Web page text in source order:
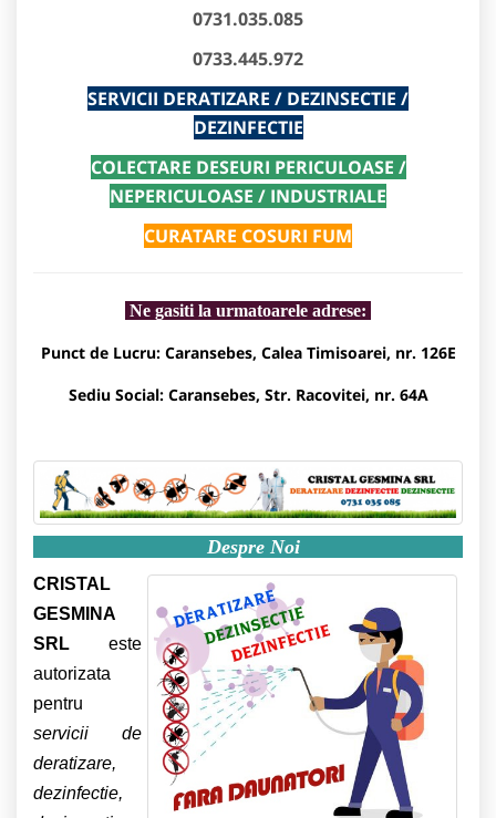
0731.035.085
0733.445.972
SERVICII DERATIZARE / DEZINSECTIE /
DEZINFECTIE
COLECTARE DESEURI PERICULOASE /
NEPERICULOASE / INDUSTRIALE
CURATARE COSURI FUM
Ne gasiti la urmatoarele adrese:
Punct de Lucru: Caransebes, Calea Timisoarei, nr. 126E
Sediu Social: Caransebes, Str. Racovitei, nr. 64A
Despre Noi
CRISTAL
GESMINA
SRL este
autorizata
pentru
servicii de
deratizare,
dezinfectie,